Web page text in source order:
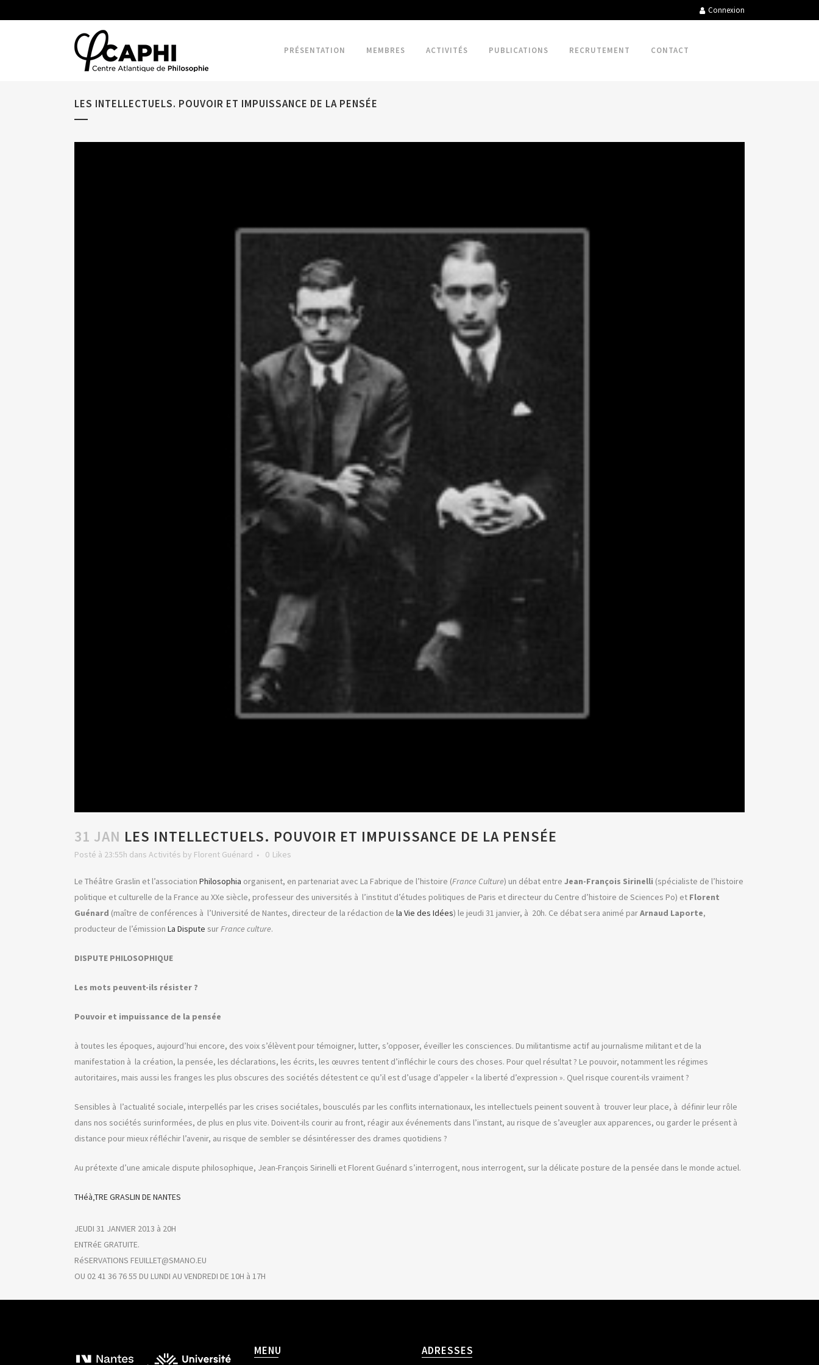
Connexion
PRÉSENTATION MEMBRES ACTIVITÉS PUBLICATIONS RECRUTEMENT CONTACT
LES INTELLECTUELS. POUVOIR ET IMPUISSANCE DE LA PENSÉE
31 JAN LES INTELLECTUELS. POUVOIR ET IMPUISSANCE DE LA PENSÉE
Posté à 23:55h dans Activités by Florent Guénard 0 Likes
Le Théâtre Graslin et l’association Philosophia organisent, en partenariat avec La Fabrique de l’histoire (France Culture) un débat entre Jean-François Sirinelli (spécialiste de l’histoire
politique et culturelle de la France au XXe siècle, professeur des universités à l’institut d’études politiques de Paris et directeur du Centre d’histoire de Sciences Po) et Florent
Guénard (maître de conférences à l’Université de Nantes, directeur de la rédaction de la Vie des Idées) le jeudi 31 janvier, à 20h. Ce débat sera animé parArnaud Laporte,
producteur de l’émission La Dispute surFrance culture.
DISPUTE PHILOSOPHIQUE
Les mots peuvent-ils résister ?
Pouvoir et impuissance de la pensée
à toutes les époques, aujourd’hui encore, des voix s’élèvent pour témoigner, lutter, s’opposer, éveiller les consciences. Du militantisme actif au journalisme militant et de la
manifestation à la création, la pensée, les déclarations, les écrits, les œuvres tentent d’infléchir le cours des choses. Pour quel résultat ? Le pouvoir, notamment les régimes
autoritaires, mais aussi les franges les plus obscures des sociétés détestent ce qu’il est d’usage d’appeler « la liberté d’expression ». Quel risque courent-ils vraiment ?
Sensibles à l’actualité sociale, interpellés par les crises sociétales, bousculés par les conflits internationaux, les intellectuels peinent souvent à trouver leur place, à définir leur rôle
dans nos sociétés surinformées, de plus en plus vite. Doivent-ils courir au front, réagir aux événements dans l’instant, au risque de s’aveugler aux apparences, ou garder le présent à
distance pour mieux réfléchir l’avenir, au risque de sembler se désintéresser des drames quotidiens ?
Au prétexte d’une amicale dispute philosophique, Jean-François Sirinelli et Florent Guénard s’interrogent, nous interrogent, sur la délicate posture de la pensée dans le monde actuel.
THéà‚TRE GRASLIN DE NANTES
JEUDI 31 JANVIER 2013 à 20H
ENTRéE GRATUITE.
RéSERVATIONS FEUILLET@SMANO.EU
OU 02 41 36 76 55 DU LUNDI AU VENDREDI DE 10H à 17H
MENU ADRESSES